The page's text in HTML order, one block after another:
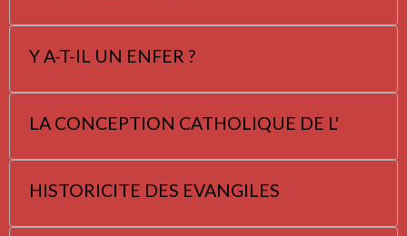
Y A-T-IL UN ENFER ?
LA CONCEPTION CATHOLIQUE DE L'
HISTORICITE DES EVANGILES